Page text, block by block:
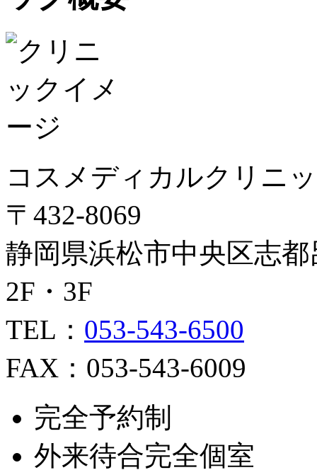
コスメディカルクリニ
〒432-8069
静岡県浜松市中央区志都
2F・3F
TEL： 053-543-6500
FAX：053-543-6009
完全予約制
外来待合完全個室